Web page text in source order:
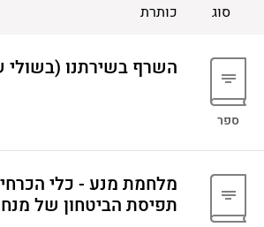
סוג כותרת
ספר
השרף בשירתנו (בשולי
מלחמת מנע - כלי
תפיסת הביטחון של